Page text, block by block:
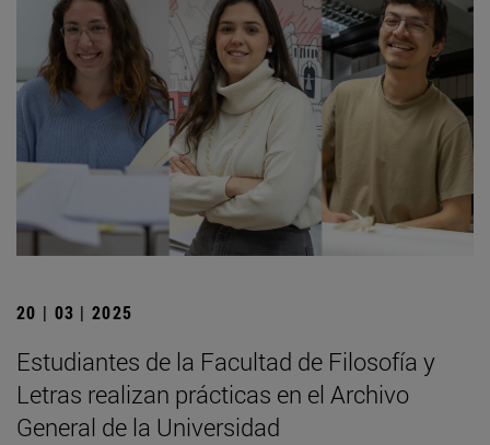
20 | 03 | 2025
Estudiantes de la Facultad de Filosofía y
Letras realizan prácticas en el Archivo
General de la Universidad